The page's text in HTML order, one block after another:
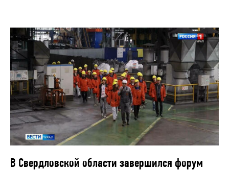
В Свердловской области завершился форум